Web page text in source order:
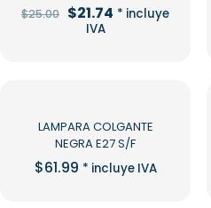
$25.00 El
precio
$21.74 El
precio
* incluye
IVA
LAMPARA COLGANTE
NEGRA E27 S/F
$61.99 * incluye IVA